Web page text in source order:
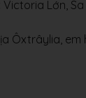
Lớn,
Ôxtrâylia,